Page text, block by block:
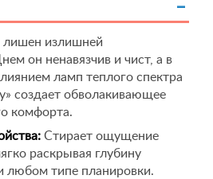
лишен излишней
он ненавязчив и чист, а в
ламп теплого спектра
создает обволакивающее
комфорта.
Стирает ощущение
раскрывая глубину
любом типе планировки.